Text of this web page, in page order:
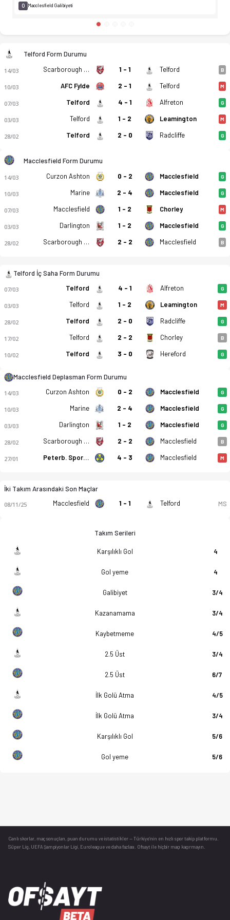
AFC Telford United - Macclesfield FC 3-0 bitti. Gol anları,
0 Macclesfield Galibiyeti
Telford Form Durumu
14/03 Scarborough Athletic 1 - 1 Telford B
10/03 AFC Fylde 2 - 1 Telford M
07/03 Telford 4 - 1 Alfreton G
03/03 Telford 1 - 2 Leamington M
28/02 Telford 2 - 0 Radcliffe G
Macclesfield Form Durumu
14/03 Curzon Ashton 0 - 2 Macclesfield G
10/03 Marine 2 - 4 Macclesfield G
07/03 Macclesfield 1 - 2 Chorley M
03/03 Darlington 1 - 2 Macclesfield G
28/02 Scarborough Athletic 2 - 2 Macclesfield B
Telford İç Saha Form Durumu
07/03 Telford 4 - 1 Alfreton G
03/03 Telford 1 - 2 Leamington M
28/02 Telford 2 - 0 Radcliffe G
17/02 Telford 2 - 2 Chorley B
10/02 Telford 3 - 0 Hereford G
Macclesfield Deplasman Form Durumu
14/03 Curzon Ashton 0 - 2 Macclesfield G
10/03 Marine 2 - 4 Macclesfield G
03/03 Darlington 1 - 2 Macclesfield G
28/02 Scarborough Athletic 2 - 2 Macclesfield B
27/01 Peterb. Sports 4 - 3 Macclesfield M
İki Takım Arasındaki Son Maçlar
08/11/25 Macclesfield 1 - 1 Telford MS
Takım Serileri
Karşılıklı Gol 4
Gol yeme 4
Galibiyet 3/4
Kazanamama 3/4
Kaybetmeme 4/5
2.5 Üst 3/4
2.5 Üst 6/7
İlk Golü Atma 4/5
İlk Golü Atma 3/4
Karşılıklı Gol 5/6
Gol yeme 5/6
Canlı skorlar , maç sonuçları, puan durumu ve istatistikler — Türkiye’nin en hızlı spor takip platformu.
Süper Lig, UEFA Şampiyonlar Ligi, Euroleague ve daha fazlası. Ofsayt ile hiçbir maçı kaçırmayın.